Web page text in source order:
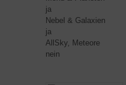
ja
Nebel & Galaxien
ja
AllSky, Meteore
nein